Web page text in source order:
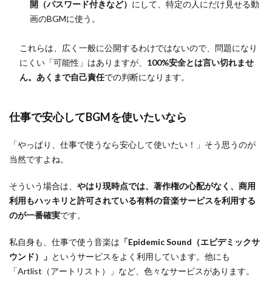
開（パスワード付きなど） にして、特定の人にだけ見せる動
画のBGMに使う。
これらは、広く一般に公開するわけではないので、問題になり
にくい「可能性」はありますが、 100%安全とは言い切れませ
ん。あくまで自己責任での判断になります。
仕事で安心してBGMを使いたいなら
「やっぱり、仕事で使うなら安心して使いたい！」そう思うのが
当然ですよね。
そういう場合は、 やはり現時点では、著作権の心配がなく、商用
利用もハッキリと許可されている有料の音楽サービスを利用する
のが一番確実です。
私自身も、仕事で使う音楽は 「Epidemic Sound（エピデミックサ
ウンド）」 というサービスをよく利用しています。他にも
「Artlist（アートリスト）」など、色々なサービスがあります。